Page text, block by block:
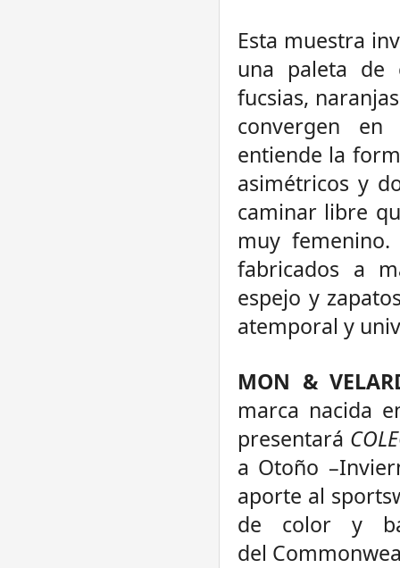
Esta muestra
una paleta de
fucsias,
convergen
entiende la
asimétricos y
caminar libre
muy
fabricados a
espejo y
atemporal y
MON &
marca nacida
presentará
a Otoño –
aporte al
de color y
del